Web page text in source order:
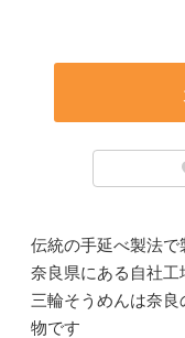
伝統の手延べ製法で
奈良県にある自社工
三輪そうめんは奈
物です